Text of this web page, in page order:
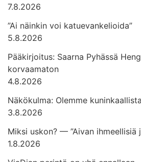
7.8.2026
”Ai näinkin voi katuevankelioida”
5.8.2026
Pääkirjoitus: Saarna Pyhässä
korvaamaton
4.8.2026
Näkökulma: Olemme
3.8.2026
Miksi uskon? — ”Aivan ihmeellisiä
1.8.2026